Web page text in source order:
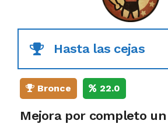
Hasta las cejas
Bronce 22.0
Mejora por completo